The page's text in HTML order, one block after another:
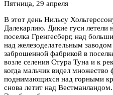
Пятница, 29 апреля
В этот день Нильсу
Далекарлию. Дикие гуси
поселка Гренгесберг, над
над железоделательным
заброшенной фабрикой в
возле селения Стура Туна и к
когда мальчик видел
поднимающихся над горными
снова летит над